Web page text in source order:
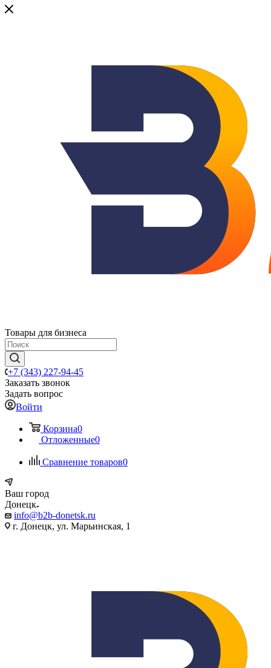
Товары для бизнеса
+7 (343) 227-94-45
Заказать звонок
Задать вопрос
Войти
Корзина0
Отложенные0
Сравнение товаров0
Ваш город
Донецк
info@b2b-donetsk.ru
г. Донецк, ул. Марьинская, 1